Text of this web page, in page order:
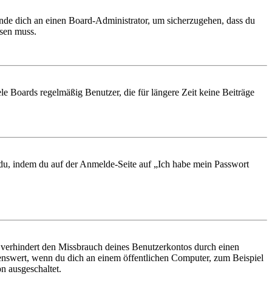
dich an einen Board-Administrator, um sicherzugehen, dass du
muss.
Boards regelmäßig Benutzer, die für längere Zeit keine Beiträge
indem du auf der Anmelde-Seite auf „Ich habe mein Passwort
den Missbrauch deines Benutzerkontos durch einen
wenn du dich an einem öffentlichen Computer, zum Beispiel
ausgeschaltet.